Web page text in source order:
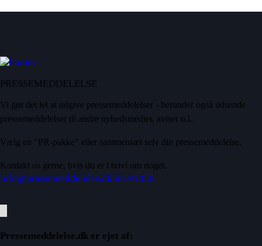
PRESSEMEDDELELSE
Vi gør det let at udgive pressemeddelelser - herunder også udsende
pressemeddelelser til andre nyhedsmedier, aviser o.l..
Vælg en "PR-pakke" eller sammensæt selv din pressemeddelelse.
Kontakt os gerne, hvis du er i tvivl om noget.
info@pressemeddelelse.dk50191050
Pressemeddelelse.dk er ejet af: